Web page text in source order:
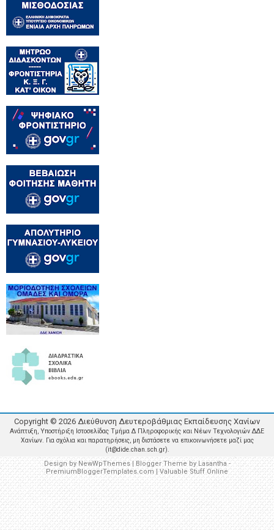
Copyright © 2026 Διεύθυνση Δευτεροβάθμιας Εκπαίδευσης Χανίων
Ανάπτυξη, Υποστήριξη Ιστοσελίδας Τμήμα Δ Πληροφορικής και Νέων Τεχνολογιών ΔΔΕ
Χανίων. Για σχόλια και παρατηρήσεις, μη διστάσετε να επικοινωνήσετε μαζί μας
(it@dide.chan.sch.gr).
Design byNewWpThemes| Blogger Theme byLasantha -
PremiumBloggerTemplates.com|Valuable Stuff Online